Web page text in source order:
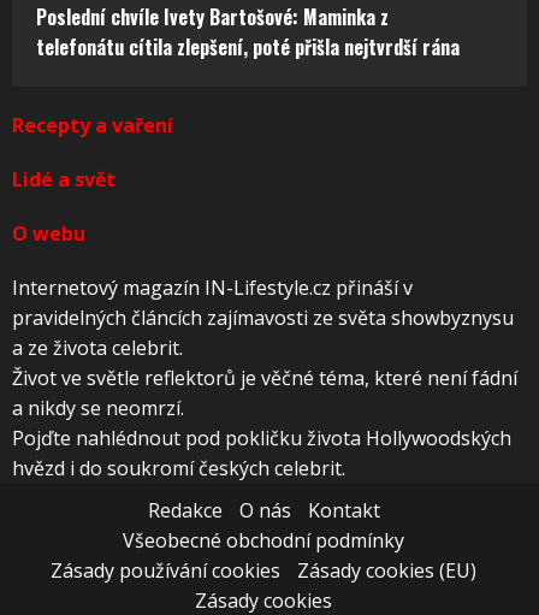
Poslední chvíle Ivety Bartošové: Maminka z
telefonátu cítila zlepšení, poté přišla nejtvrdší rána
Recepty a vaření
Lidé a svět
O webu
Internetový magazín IN-Lifestyle.cz přináší v
pravidelných článcích zajímavosti ze světa showbyznysu
a ze života celebrit.
Život ve světle reflektorů je věčné téma, které není fádní
a nikdy se neomrzí.
Pojďte nahlédnout pod pokličku života Hollywoodských
hvězd i do soukromí českých celebrit.
Redakce
O nás
Kontakt
Všeobecné obchodní podmínky
Zásady používání cookies
Zásady cookies (EU)
Zásady cookies